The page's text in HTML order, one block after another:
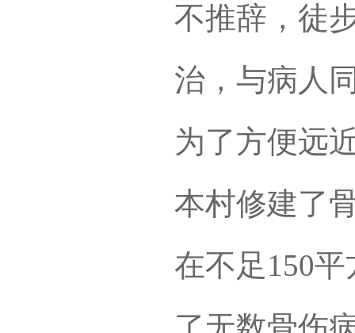
不推辞，徒
治，与病人
为了方便远
本村修建了
在不足150